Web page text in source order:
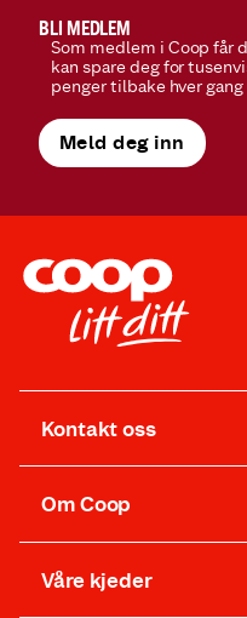
BLI MEDLEM
Som medlem i Coop får
kan spare deg for
penger tilbake hver
Meld deg inn
Kontakt oss
Om Coop
Våre kjeder